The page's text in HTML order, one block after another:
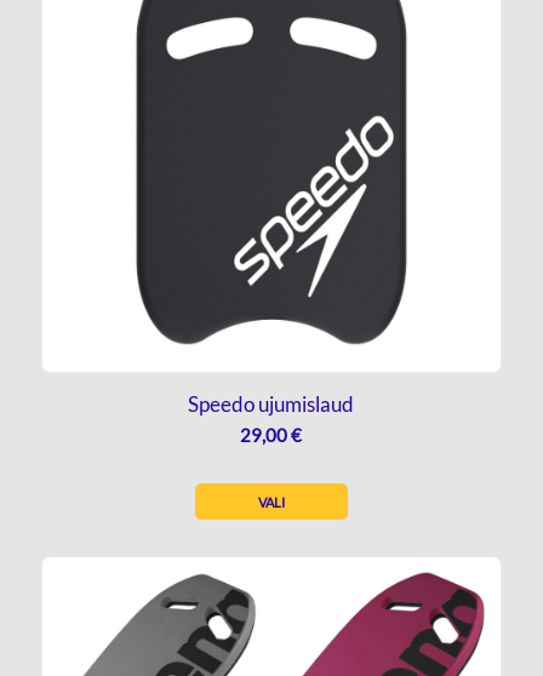
Speedo ujumislaud
29,00€
VALI